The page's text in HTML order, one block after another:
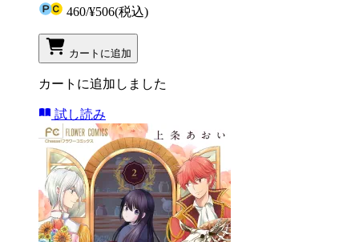
460/¥506(税込)
カートに追加
カートに追加しました
試し読み